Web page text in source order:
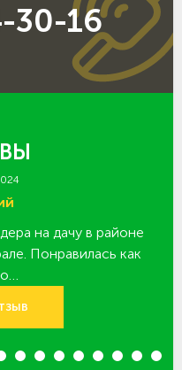
30-16
на дачу в районе
Понравилась как
13 14 15 16 17 18 19 20